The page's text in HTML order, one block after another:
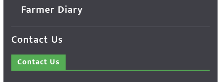
Farmer Diary
Contact Us
Contact Us